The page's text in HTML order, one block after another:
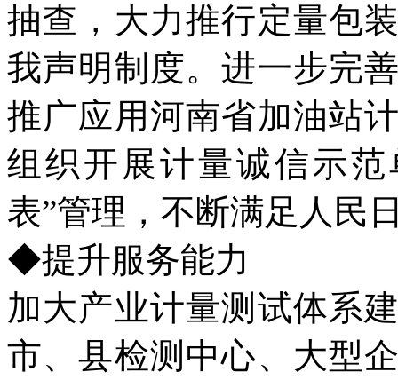
抽查，大力推行定量包
我声明制度。进一步完
推广应用河南省加油站
组织开展计量诚信示
表”管理，不断满足人民
◆提升服务能力
加大产业计量测试体系
市、县检测中心、大型